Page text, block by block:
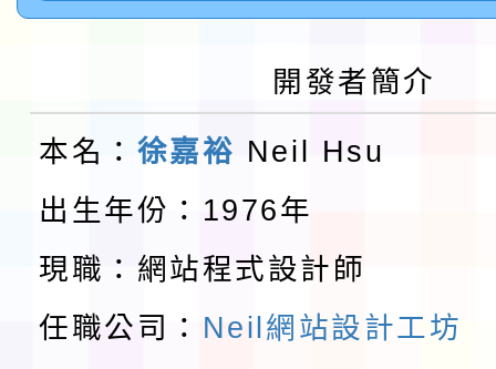
第3次招考代課鐘點教
告(不再辦理後續甄選)
檢送「桃園市115學年
賽實施要點」1份
本市「115學年度學生
程安排一案
「桃園市補助參觀特色
展演活動實施計畫」
請一案
教育部校安中心白海豚
報
淨零綠領人才培育課程
開發者簡介
本名： 徐嘉裕 Neil Hsu
出生年份：1976年
現職：網站程式設計師
任職公司： Neil網站設計工坊